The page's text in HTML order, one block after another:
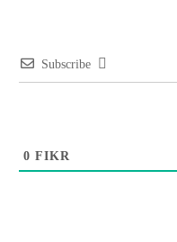
Subscribe
0 FIKR